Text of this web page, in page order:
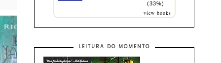
(33%)
view books
LEITURA DO MOMENTO